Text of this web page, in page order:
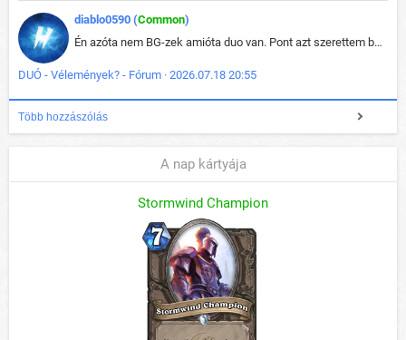
diablo0590 (Common)
Én azóta nem BG-zek amióta duo van. Pont azt szerettem benne, hogy rajtam múlik mi történik, nem pedig a társamon. Kérem vissza a régi BG-t :D
DUÓ - Vélemények? - Fórum · 2026.07.18 20:55
Több hozzászólás
A nap kártyája
Stormwind Champion